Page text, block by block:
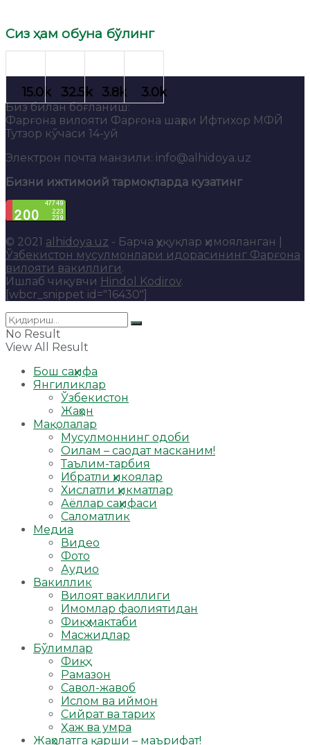
Сиз ҳам обуна бўлинг
Биз билан боғланиш:
Фарғона вилояти Фарғона шаҳри Ифтихор МФЙ
Тутзор кўчаси 14-уй
Электрон почта манзили: info@alhidoya.uz
Бизни ижтимоий тармоқларда кузатинг
© 2021 alhidoya.uz - Барча ҳуқуқлар ҳимояланган |
Ўзбекистон мусулмонлари идорасининг Фарғона
вилояти вакиллиги.
Ишлаб чиқувчи Hindol Kodirov.
[wbcr_snippet id="16430"]
No Result
View All Result
Бош саҳифа
Янгиликлар
Ўзбекистон
Жаҳон
Мақолалар
Мусулмоннинг одоби
Оилам – саодат масканим!
Таълим-тарбия
Ибратли ҳикоялар
Хислатли ҳикматлар
Аёллар саҳифаси
Саломатлик
Медиа
Видео
Фото
Аудио
Вакиллик
Вилоят вакиллиги
Имомлар фаолиятидан
Фиқҳ мактаби
Масжидлар
Бўлимлар
Фиқҳ
Рамазон
Савол-жавоб
Ислом ва иймон
Сийрат ва тарих
Ҳаж ва умра
Жаҳолатга қарши – маърифат!